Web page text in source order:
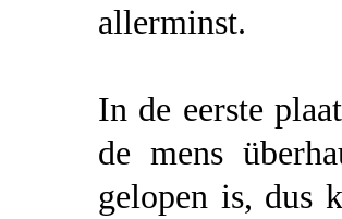
allerminst.
In de eerste
de mens
gelopen is, dus